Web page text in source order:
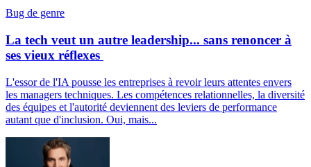
Bug de genre
La tech veut un autre leadership... sans renoncer à
ses vieux réflexes
L'essor de l'IA pousse les entreprises à revoir leurs attentes envers
les managers techniques. Les compétences relationnelles, la diversité
des équipes et l'autorité deviennent des leviers de performance
autant que d'inclusion. Oui, mais...